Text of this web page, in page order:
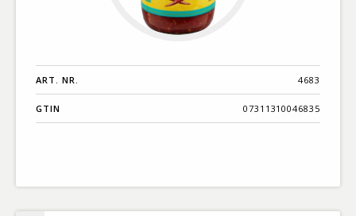
ART. NR. 4683
GTIN 07311310046835